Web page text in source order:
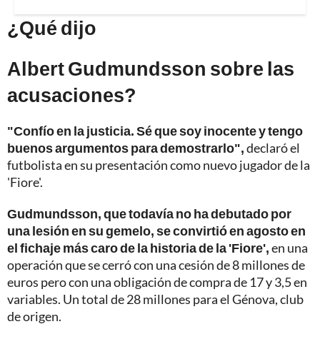
¿Qué dijo
Albert Gudmundsson sobre las
acusaciones?
"Confío en la justicia. Sé que soy inocente y tengo
buenos argumentos para demostrarlo",declaró el
futbolista en su presentación como nuevo jugador de la
'Fiore'.
Gudmundsson, que todavía no ha debutado por
una lesión en su gemelo, se convirtió en agosto en
el fichaje más caro de la historia de la 'Fiore',en una
operación que se cerró con una cesión de 8 millones de
euros pero con una obligación de compra de 17 y 3,5 en
variables. Un total de 28 millones para el Génova, club
de origen.